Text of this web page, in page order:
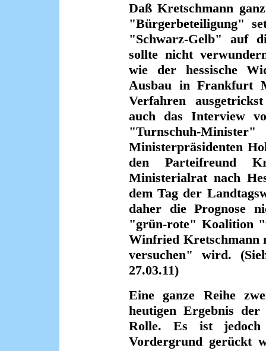
Daß Kretschmann
"Bürgerbeteiligung"
"Schwarz-Gelb" auf
sollte nicht
wie der hessische
Ausbau in Frankfurt
Verfahren
auch das Interview
"Turnschuh-
Ministerpräsidenten
den Parteifreund
Ministerialrat nach
dem Tag der
daher die Prognose
"grün-rote" Koalition
Winfried Kretschmann
versuchen" wird.
27.03.11)
Eine ganze Reihe
heutigen Ergebnis der
Rolle. Es ist
Vordergrund gerückt